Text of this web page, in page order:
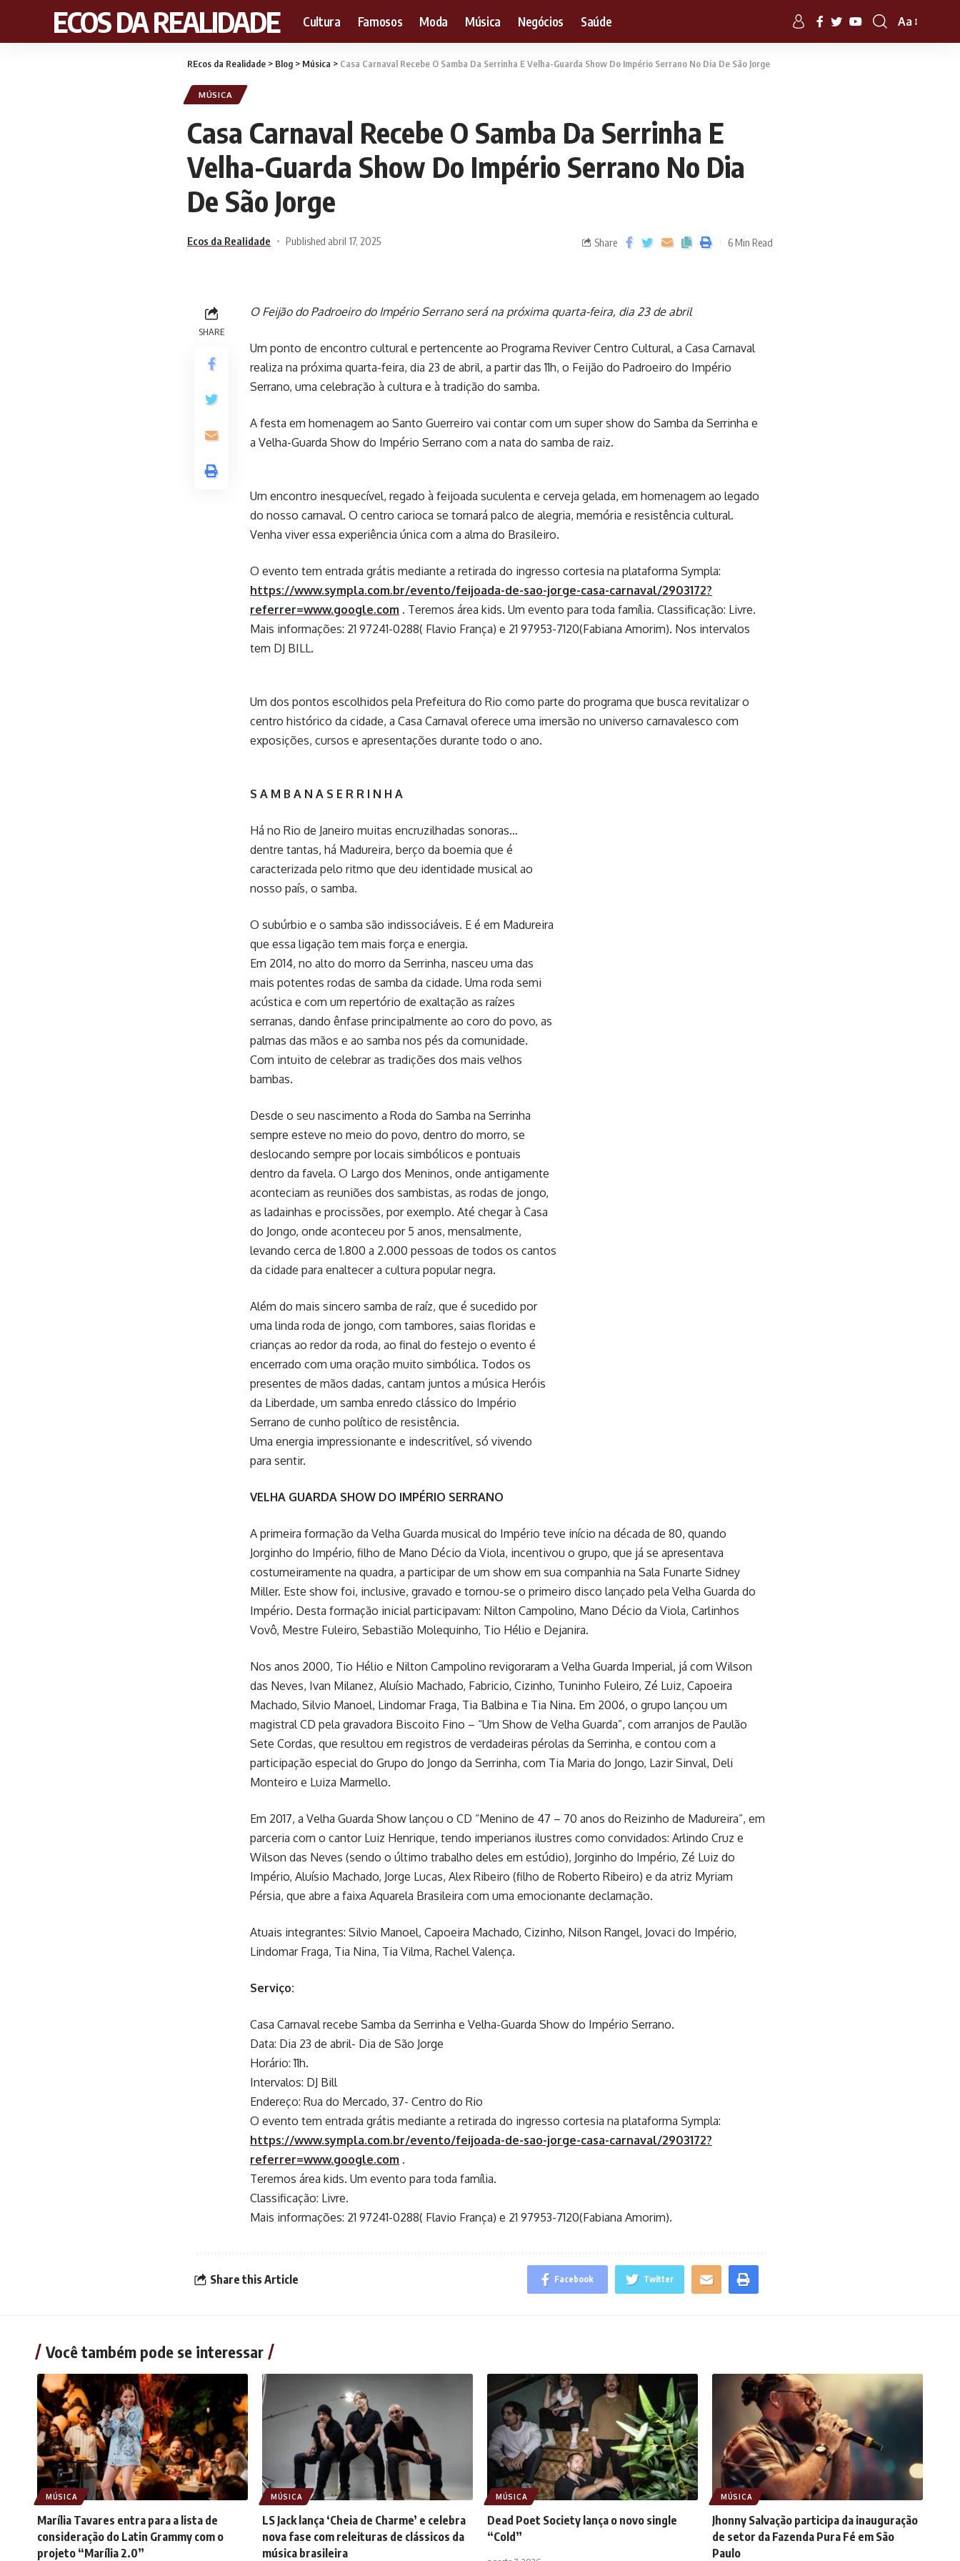
RECOS DA REALIDADE Cultura Famosos Moda Música Negócios Saúde Aa
REcos da Realidade > Blog > Música > Casa Carnaval Recebe O Samba Da Serrinha E Velha-Guarda Show Do Império Serrano No Dia De São Jorge
MÚSICA
Casa Carnaval Recebe O Samba Da Serrinha E
Velha-Guarda Show Do Império Serrano No Dia
De São Jorge
Ecos da Realidade Published abril 17, 2025 Share 6 Min Read
SHARE
O Feijão do Padroeiro do Império Serrano será na próxima quarta-feira, dia 23 de abril
Um ponto de encontro cultural e pertencente ao Programa Reviver Centro Cultural, a Casa Carnaval
realiza na próxima quarta-feira, dia 23 de abril, a partir das 11h, o Feijão do Padroeiro do Império
Serrano, uma celebração à cultura e à tradição do samba.
A festa em homenagem ao Santo Guerreiro vai contar com um super show do Samba da Serrinha e
a Velha-Guarda Show do Império Serrano com a nata do samba de raiz.
Um encontro inesquecível, regado à feijoada suculenta e cerveja gelada, em homenagem ao legado
do nosso carnaval. O centro carioca se tornará palco de alegria, memória e resistência cultural.
Venha viver essa experiência única com a alma do Brasileiro.
O evento tem entrada grátis mediante a retirada do ingresso cortesia na plataforma Sympla:
https://www.sympla.com.br/evento/feijoada-de-sao-jorge-casa-carnaval/2903172?
referrer=www.google.com . Teremos área kids. Um evento para toda família. Classificação: Livre.
Mais informações: 21 97241-0288( Flavio França) e 21 97953-7120(Fabiana Amorim). Nos intervalos
tem DJ BILL.
Um dos pontos escolhidos pela Prefeitura do Rio como parte do programa que busca revitalizar o
centro histórico da cidade, a Casa Carnaval oferece uma imersão no universo carnavalesco com
exposições, cursos e apresentações durante todo o ano.
S A M B A N A S E R R I N H A
Há no Rio de Janeiro muitas encruzilhadas sonoras…
dentre tantas, há Madureira, berço da boemia que é
caracterizada pelo ritmo que deu identidade musical ao
nosso país, o samba.
O subúrbio e o samba são indissociáveis. E é em Madureira
que essa ligação tem mais força e energia.
Em 2014, no alto do morro da Serrinha, nasceu uma das
mais potentes rodas de samba da cidade. Uma roda semi
acústica e com um repertório de exaltação as raízes
serranas, dando ênfase principalmente ao coro do povo, as
palmas das mãos e ao samba nos pés da comunidade.
Com intuito de celebrar as tradições dos mais velhos
bambas.
Desde o seu nascimento a Roda do Samba na Serrinha
sempre esteve no meio do povo, dentro do morro, se
deslocando sempre por locais simbólicos e pontuais
dentro da favela. O Largo dos Meninos, onde antigamente
aconteciam as reuniões dos sambistas, as rodas de jongo,
as ladainhas e procissões, por exemplo. Até chegar à Casa
do Jongo, onde aconteceu por 5 anos, mensalmente,
levando cerca de 1.800 a 2.000 pessoas de todos os cantos
da cidade para enaltecer a cultura popular negra.
Além do mais sincero samba de raíz, que é sucedido por
uma linda roda de jongo, com tambores, saias floridas e
crianças ao redor da roda, ao final do festejo o evento é
encerrado com uma oração muito simbólica. Todos os
presentes de mãos dadas, cantam juntos a música Heróis
da Liberdade, um samba enredo clássico do Império
Serrano de cunho político de resistência.
Uma energia impressionante e indescritível, só vivendo
para sentir.
VELHA GUARDA SHOW DO IMPÉRIO SERRANO
A primeira formação da Velha Guarda musical do Império teve início na década de 80, quando
Jorginho do Império, filho de Mano Décio da Viola, incentivou o grupo, que já se apresentava
costumeiramente na quadra, a participar de um show em sua companhia na Sala Funarte Sidney
Miller. Este show foi, inclusive, gravado e tornou-se o primeiro disco lançado pela Velha Guarda do
Império. Desta formação inicial participavam: Nilton Campolino, Mano Décio da Viola, Carlinhos
Vovô, Mestre Fuleiro, Sebastião Molequinho, Tio Hélio e Dejanira.
Nos anos 2000, Tio Hélio e Nilton Campolino revigoraram a Velha Guarda Imperial, já com Wilson
das Neves, Ivan Milanez, Aluísio Machado, Fabricio, Cizinho, Tuninho Fuleiro, Zé Luiz, Capoeira
Machado, Silvio Manoel, Lindomar Fraga, Tia Balbina e Tia Nina. Em 2006, o grupo lançou um
magistral CD pela gravadora Biscoito Fino – “Um Show de Velha Guarda”, com arranjos de Paulão
Sete Cordas, que resultou em registros de verdadeiras pérolas da Serrinha, e contou com a
participação especial do Grupo do Jongo da Serrinha, com Tia Maria do Jongo, Lazir Sinval, Deli
Monteiro e Luiza Marmello.
Em 2017, a Velha Guarda Show lançou o CD “Menino de 47 – 70 anos do Reizinho de Madureira”, em
parceria com o cantor Luiz Henrique, tendo imperianos ilustres como convidados: Arlindo Cruz e
Wilson das Neves (sendo o último trabalho deles em estúdio), Jorginho do Império, Zé Luiz do
Império, Aluísio Machado, Jorge Lucas, Alex Ribeiro (filho de Roberto Ribeiro) e da atriz Myriam
Pérsia, que abre a faixa Aquarela Brasileira com uma emocionante declamação.
Atuais integrantes: Silvio Manoel, Capoeira Machado, Cizinho, Nilson Rangel, Jovaci do Império,
Lindomar Fraga, Tia Nina, Tia Vilma, Rachel Valença.
Serviço:
Casa Carnaval recebe Samba da Serrinha e Velha-Guarda Show do Império Serrano.
Data: Dia 23 de abril- Dia de São Jorge
Horário: 11h.
Intervalos: DJ Bill
Endereço: Rua do Mercado, 37- Centro do Rio
O evento tem entrada grátis mediante a retirada do ingresso cortesia na plataforma Sympla:
https://www.sympla.com.br/evento/feijoada-de-sao-jorge-casa-carnaval/2903172?
referrer=www.google.com .
Teremos área kids. Um evento para toda família.
Classificação: Livre.
Mais informações: 21 97241-0288( Flavio França) e 21 97953-7120(Fabiana Amorim).
Share this Article Facebook Twitter
Você também pode se interessar
MÚSICA
Marília Tavares entra para a lista de
consideração do Latin Grammy com o
projeto “Marília 2.0”
MÚSICA
LS Jack lança ‘Cheia de Charme’ e celebra
nova fase com releituras de clássicos da
música brasileira
MÚSICA
Dead Poet Society lança o novo single
“Cold”
MÚSICA
Jhonny Salvação participa da inauguração
de setor da Fazenda Pura Fé em São
Paulo